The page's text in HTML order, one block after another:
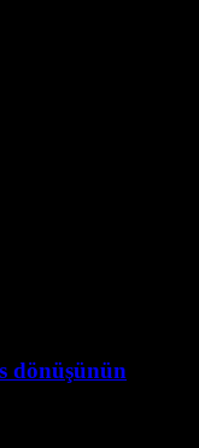
dönüşünün